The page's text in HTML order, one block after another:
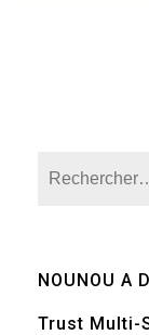
NOUNOU A
Trust Multi-